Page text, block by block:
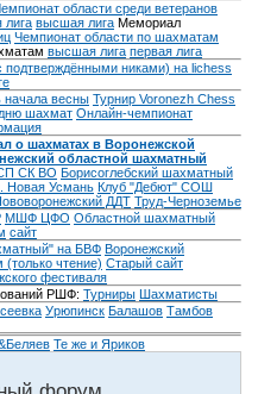
области среди ветеранов
лига высшая лига Мемориал
Чемпионат области по шахматам
высшая лига первая лига
никами) на lichess
начала весны Турнир Voronezh Chess
шахмат Онлайн-чемпионат
о шахматах в Воронежской
областной шахматный
СК ВО Борисоглебский шахматный
Новая Усмань Клуб "Дебют" СОШ
ДДТ Труд-Черноземье
МШФ ЦФО Областной шахматный
сайт
на БВФ Воронежский
чтение) Старый сайт
фестиваля
РШФ: Турниры Шахматисты
Урюпинск Балашов Тамбов
Те же и Яриков